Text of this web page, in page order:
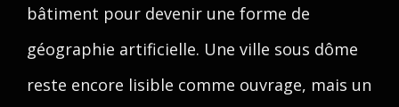
bâtiment pour devenir une forme de
géographie artificielle. Une ville sous dôme
reste encore lisible comme ouvrage, mais un